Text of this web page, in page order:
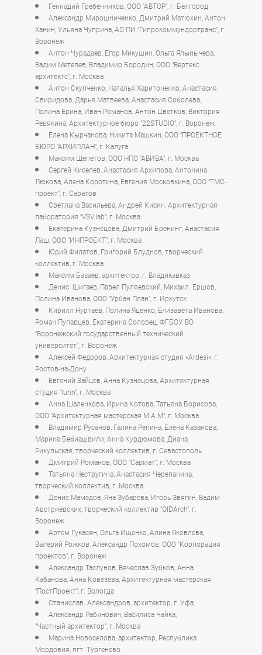
Геннадий Гребенников, ООО "АВТОР", г. Белгород
Александр Мирошниченко, Дмитрий Матюхин, Антон
Ханин, Ульяна Чуприна, АО ПИ "Гипрокоммундортранс", г.
Воронеж
Антон Чурадаев, Егор Микушин, Ольга Ялынычева,
Вадим Метелев, Владимир Бородин, ООО "Вертекс
архитектс", г. Москва
Антон Скупченко, Наталья Харитоненко, Анастасия
Свиридова, Дарья Матвеева, Анастасия Соболева,
Полина Ерина, Иван Романов, Антон Цветков, Виктория
Ревякина, Архитектурное бюро "22STUDIO", г. Воронеж
Елена Кырчанова, Никита Машкин, ООО "ПРОЕКТНОЕ
БЮРО "АРХИПЛАН", г. Калуга
Максим Щепетов, ООО НПО "АВИВА", г. Москва
Сергей Киселев, Анастасия Архипова, Антонина
Люкова, Алена Коротина, Евгения Московкина, ООО "ТМС-
проект", г. Саратов
Светлана Васильева, Андрей Кисин, Архитектурная
лаборатория "VSV.lab", г. Москва
Екатерина Кузнецова, Дмитрий Бренинг, Анастасия
Лаш, ООО "ИНПРОЕКТ", г. Москва
Юрий Филатов, Григорий Блуднов, творческий
коллектив, г. Москва
Максим Базаев, архитектор, г. Владикавказ
Денис Шигаев, Павел Пуляевский, Михаил Ершов,
Полина Иванова, ООО "Урбан План", г. Иркутск
Кирилл Нуртаев, Полина Яценко, Елизавета Иванова,
Роман Пупавцев, Екатерина Соловец, ФГБОУ ВО
"Воронежский государственный технический
университет", г. Воронеж
Алексей Федоров, Архитектурная студия «Ardesi», г.
Ростов-на-Дону
Евгений Зайцев, Анна Кузнецова, Архитектурная
студия "lunn", г. Москва
Анна Шаленкова, Ирина Котова, Татьяна Борисова,
ООО "Архитектурная мастерская М.А.М", г. Москва
Владимир Русанов, Галина Репина, Елена Казанова,
Марина Бебиашвили, Анна Курдюмова, Диана
Рикульская, творческий коллектив, г. Севастополь
Дмитрий Романов, ООО "Сармат", г. Москва
Татьяна Нестругина, Анастасия Черепанина,
творческий коллектив, г. Москва
Денис Мамедов, Яна Зубарева, Игорь Звягин, Вадим
Австриевских, творческий коллектив "OIDArch", г.
Воронеж
Артем Гукасян, Ольга Ищенко, Алина Яковлева,
Валерий Рожков, Александр Похомов, ООО "Корпорация
проектов", г. Воронеж
Александр Таслунов, Вячеслав Зубков, Анна
Кабанова, Анна Ковезева, Архитектурная мастерская
"ПостПроект", г. Вологда
Станислав Александров, архитектор, г. Уфа
Александр Рабинович, Василиса Чайка,
"Частный архитектор", г. Москва
Марина Новоселова, архитектор, Республика
Мордовия, пгт. Тургенево